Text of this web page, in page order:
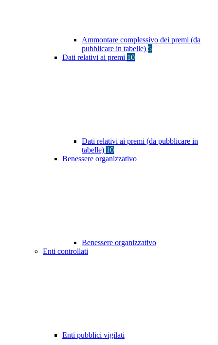
Ammontare complessivo dei premi (da
pubblicare in tabelle) 5
Dati relativi ai premi 10
Dati relativi ai premi (da pubblicare in
tabelle) 10
Benessere organizzativo
Benessere organizzativo
Enti controllati
Enti pubblici vigilati